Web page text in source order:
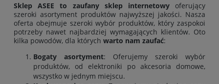
Sklep ASEE to zaufany sklep internetowyoferujący
szeroki asortyment produktów najwyższej jakości. Nasza
oferta obejmuje szeroki wybór produktów, który zaspokoi
potrzeby nawet najbardziej wymagających klientów. Oto
kilka powodów, dla których warto nam zaufać:
Bogaty asortyment: Oferujemy szeroki wybór
produktów, od elektroniki po akcesoria domowe,
wszystko w jednym miejscu.